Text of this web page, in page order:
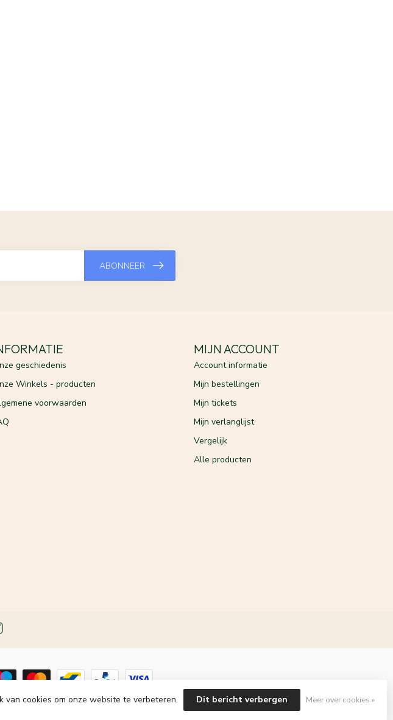
ABONNEER
geschiedenis
Winkels - producten
voorwaarden
MIJN ACCOUNT
Account informatie
Mijn bestellingen
Mijn tickets
Mijn verlanglijst
Vergelijk
Alle producten
-Lightspeed designbyDyvelopment
cookies om onze website te verbeteren. Dit bericht verbergen Meer over cookies »